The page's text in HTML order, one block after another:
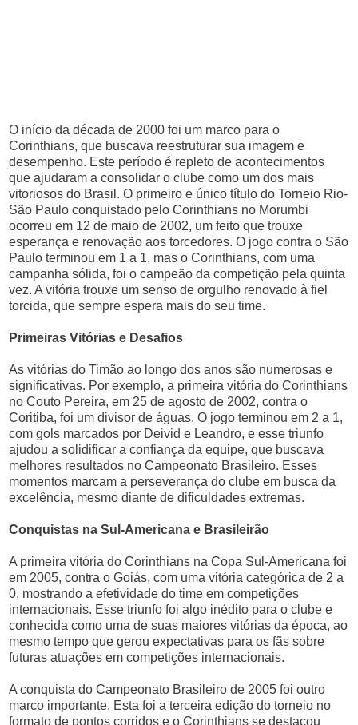
O início da década de 2000 foi um marco para o
Corinthians, que buscava reestruturar sua imagem e
desempenho. Este período é repleto de acontecimentos
que ajudaram a consolidar o clube como um dos mais
vitoriosos do Brasil. O primeiro e único título do Torneio Rio-
São Paulo conquistado pelo Corinthians no Morumbi
ocorreu em 12 de maio de 2002, um feito que trouxe
esperança e renovação aos torcedores. O jogo contra o São
Paulo terminou em 1 a 1, mas o Corinthians, com uma
campanha sólida, foi o campeão da competição pela quinta
vez. A vitória trouxe um senso de orgulho renovado à fiel
torcida, que sempre espera mais do seu time.
Primeiras Vitórias e Desafios
As vitórias do Timão ao longo dos anos são numerosas e
significativas. Por exemplo, a primeira vitória do Corinthians
no Couto Pereira, em 25 de agosto de 2002, contra o
Coritiba, foi um divisor de águas. O jogo terminou em 2 a 1,
com gols marcados por Deivid e Leandro, e esse triunfo
ajudou a solidificar a confiança da equipe, que buscava
melhores resultados no Campeonato Brasileiro. Esses
momentos marcam a perseverança do clube em busca da
excelência, mesmo diante de dificuldades extremas.
Conquistas na Sul-Americana e Brasileirão
A primeira vitória do Corinthians na Copa Sul-Americana foi
em 2005, contra o Goiás, com uma vitória categórica de 2 a
0, mostrando a efetividade do time em competições
internacionais. Esse triunfo foi algo inédito para o clube e
conhecida como uma de suas maiores vitórias da época, ao
mesmo tempo que gerou expectativas para os fãs sobre
futuras atuações em competições internacionais.
A conquista do Campeonato Brasileiro de 2005 foi outro
marco importante. Esta foi a terceira edição do torneio no
formato de pontos corridos e o Corinthians se destacou